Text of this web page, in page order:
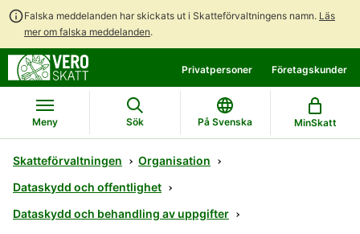
Falska meddelanden har skickats ut i Skatteförvaltningens namn. Läs
mer om falska meddelanden.
direkt
till
innehållet
till
hela
webbplatsens
sökning
Privatpersoner Företagskunder
Meny Sök På Svenska MinSkatt
Skatteförvaltningen
Organisation
Dataskydd och offentlighet
Dataskydd och behandling av uppgifter